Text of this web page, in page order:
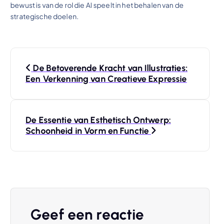
bewust is van de rol die AI speelt in het behalen van de
strategische doelen.
De Betoverende Kracht van Illustraties:
Een Verkenning van Creatieve Expressie
De Essentie van Esthetisch Ontwerp:
Schoonheid in Vorm en Functie
Geef een reactie